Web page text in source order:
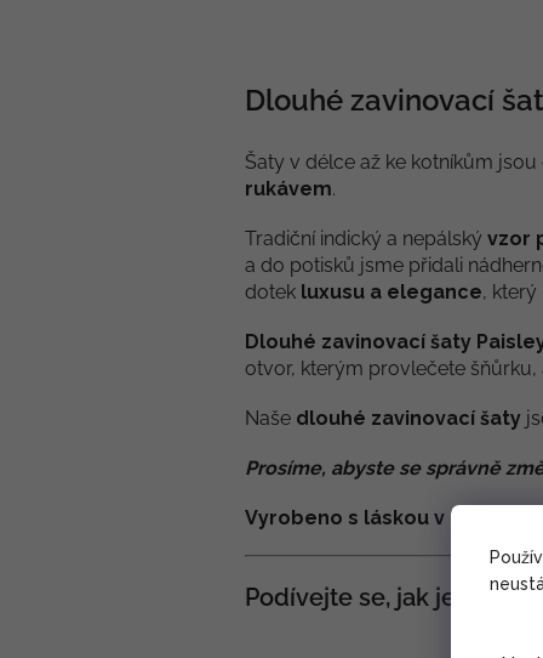
Dlouhé zavinovací
Šaty v délce až ke kotníkům
rukávem.
Tradiční indický a nepálský vzor
a do potisků jsme přidali
dotek luxusu a elegance, který
Dlouhé zavinovací šaty
otvor, kterým provlečete
Naše dlouhé zavinovací šaty
Prosíme, abyste se správně
Vyrobeno s láskou v Nepálu.
Podívejte se, jak je